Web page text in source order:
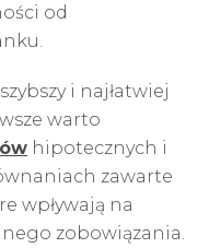
od
i najłatwiej
warto
hipotecznych i
zawarte
wpływają na
zobowiązania.